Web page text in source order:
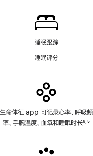
睡眠跟踪
睡眠评分
生命体征 app 可记录心率、呼吸频
率、手腕温度、血氧和睡眠时长6 5